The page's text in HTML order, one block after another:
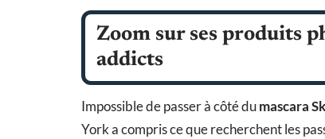
Zoom sur ses produits
addicts
Impossible de passer à côté dumascara
York a compris ce que recherchent les